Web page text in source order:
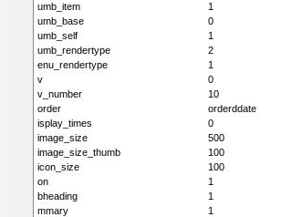
umb_item
1
umb_base
0
umb_self
1
umb_rendertype
2
enu_rendertype
1
v
0
v_number
10
order
orderddate
isplay_times
0
image_size
500
image_size_thumb
100
icon_size
100
on
1
bheading
1
mmary
1